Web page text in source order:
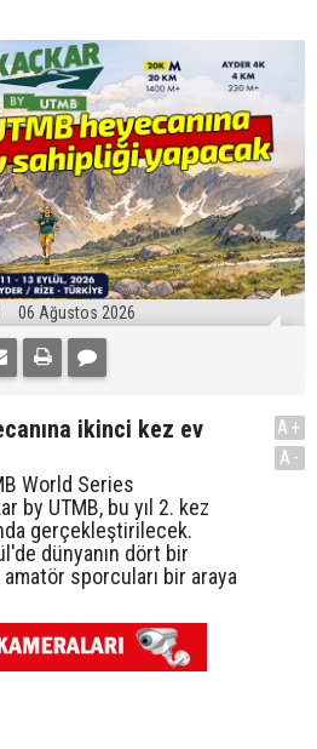
06 Ağustos 2026
ikinci kez ev
World Series
by UTMB, bu yıl 2. kez
gerçekleştirilecek.
dünyanın dört bir
sporcuları bir araya
A+
A-